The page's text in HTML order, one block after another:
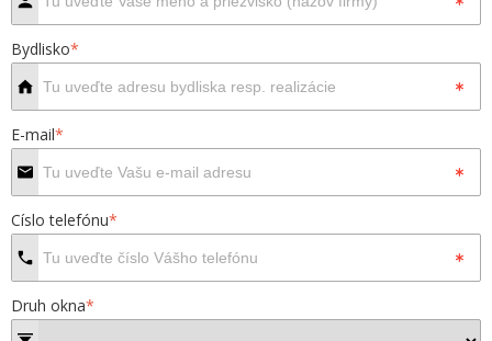
Bydlisko*
E-mail*
Císlo telefónu*
Druh okna*